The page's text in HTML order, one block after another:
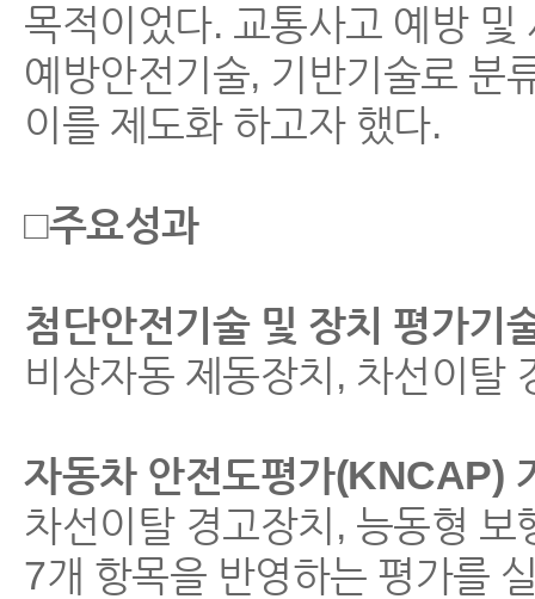
목적이었다. 교통사고 예방
예방안전기술, 기반기술로 분
이를 제도화 하고자 했다.
□주요성과
첨단안전기술 및 장치 평가기
비상자동 제동장치, 차선이탈
자동차 안전도평가(KNCAP)
차선이탈 경고장치, 능동형
7개 항목을 반영하는 평가를